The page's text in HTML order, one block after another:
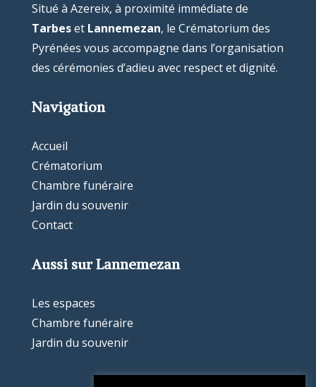
Situé à Azereix, à proximité immédiate de
Tarbeset Lannemezan, le Crématorium des
Pyrénées vous accompagne dans l’organisation
des cérémonies d’adieu avec respect et dignité.
Navigation
Accueil
Crématorium
Chambre funéraire
Jardin du souvenir
Contact
Aussi sur Lannemezan
Les espaces
Chambre funéraire
Jardin du souvenir